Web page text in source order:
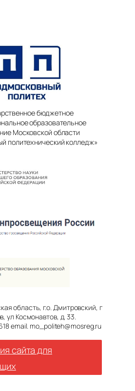
бюджетное
образовательное
Московской области
политехнический колледж»
область, г.о. Дмитровский, г
ул Космонавтов, д. 33.
email. mo_politeh@mosreg.ru
сайта для